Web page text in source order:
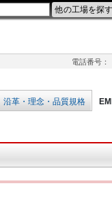
電話番号：
沿革・理念・品質規格